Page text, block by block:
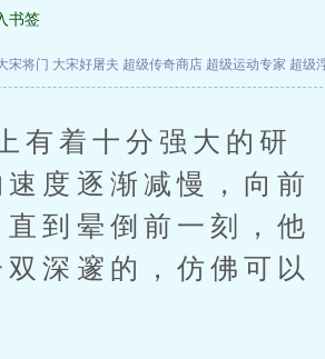
书签
宋将门 大宋好屠夫 超级传奇商店 超级运动专家 超级
着十分强大的研
度逐渐减慢，向前
到晕倒前一刻，他
深邃的，仿佛可以